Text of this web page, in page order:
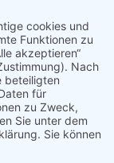
Englisch
von seekXL und
Ihr habt Themen-
wissen? Ihr
News?
geben, um unsere